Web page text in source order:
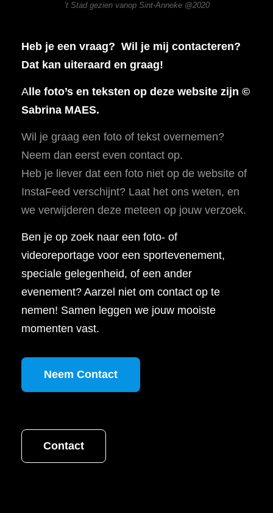
’t Stad gezien vanop Sint-Anneke @2020
Heb je een vraag? Wil je mij contacteren?
Dat kan uiteraard en graag!
A lle foto’s en teksten op deze website zijn ©
Sabrina MAES.
Wil je graag een foto of tekst overnemen?
Neem dan eerst even contact op.
Heb je liever dat een foto niet op de website of
InstaFeed verschijnt? Laat het ons weten, en
we verwijderen deze meteen op jouw verzoek.
Ben je op zoek naar een foto- of
videoreportage voor een sportevenement,
speciale gelegenheid, of een ander
evenement? Aarzel niet om contact op te
nemen! Samen leggen we jouw mooiste
momenten vast.
Neem Contact
Contact